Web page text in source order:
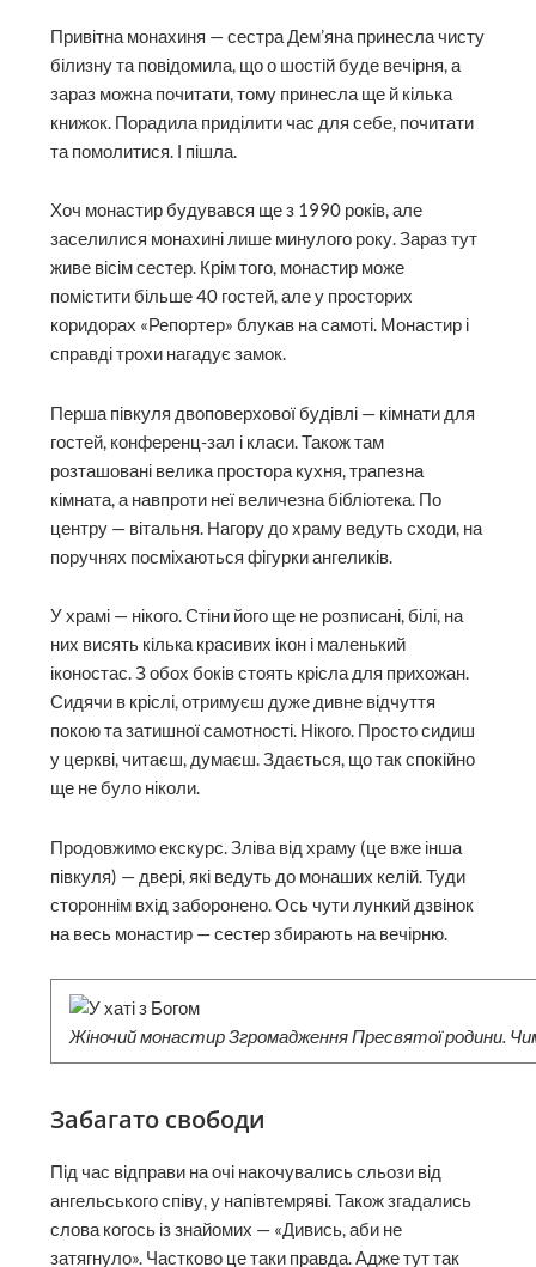
Привітна монахиня — сестра Дем’яна принесла чисту
білизну та повідомила, що о шостій буде вечірня, а
зараз можна почитати, тому принесла ще й кілька
книжок. Порадила приділити час для себе, почитати
та помолитися. І пішла.
Хоч монастир будувався ще з 1990 років, але
заселилися монахині лише минулого року. Зараз тут
живе вісім сестер. Крім того, монастир може
помістити більше 40 гостей, але у просторих
коридорах «Репортер» блукав на самоті. Монастир і
справді трохи нагадує замок.
Перша півкуля двоповерхової будівлі — кімнати для
гостей, конференц-зал і класи. Також там
розташовані велика простора кухня, трапезна
кімната, а навпроти неї величезна бібліотека. По
центру — вітальня. Нагору до храму ведуть сходи, на
поручнях посміхаються фігурки ангеликів.
У храмі — нікого. Стіни його ще не розписані, білі, на
них висять кілька красивих ікон і маленький
іконостас. З обох боків стоять крісла для прихожан.
Сидячи в кріслі, отримуєш дуже дивне відчуття
покою та затишної самотності. Нікого. Просто сидиш
у церкві, читаєш, думаєш. Здається, що так спокійно
ще не було ніколи.
Продовжимо екскурс. Зліва від храму (це вже інша
півкуля) — двері, які ведуть до монаших келій. Туди
стороннім вхід заборонено. Ось чути лункий дзвінок
на весь монастир — сестер збирають на вечірню.
Жіночий монастир Згромадження Пресвятої родини.
Забагато свободи
Під час відправи на очі накочувались сльози від
ангельського співу, у напівтемряві. Також згадались
слова когось із знайомих — «Дивись, аби не
затягнуло». Частково це таки правда. Адже тут так